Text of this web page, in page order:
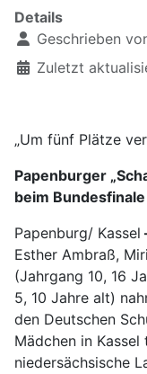
Details
Geschrieben
Zuletzt
„Um fünf Plätze
Papenburger
beim Bundesfinale
Papenburg/ Kassel
Esther Ambraß,
(Jahrgang 10, 16
5, 10 Jahre alt)
den Deutschen
Mädchen in
niedersächsische